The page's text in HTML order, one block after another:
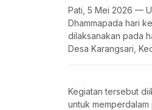
Pati, 5 Mei 2026 —
Dhammapada hari
dilaksanakan pada
Desa Karangsari,
Kegiatan tersebut
untuk